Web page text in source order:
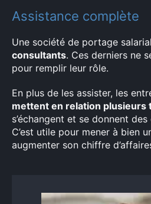
Assistance complète
Une société de portage salarial
consultants. Ces derniers ne
pour remplir leur rôle.
En plus de les assister, les
mettent en relation plusieurs
s’échangent et se donnent
C’est utile pour mener à bien
augmenter son chiffre